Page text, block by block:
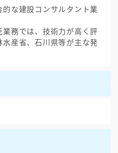
な建設コンサルタント業
務では、技術力が高く評
産省、石川県等が主な発